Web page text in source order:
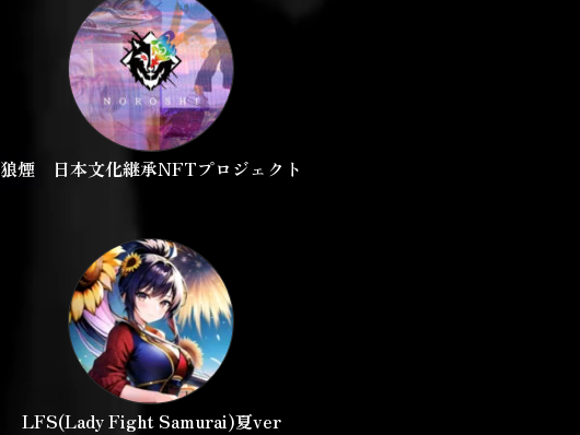
狼煙 日本文化継承NFTプロジェクト
LFS(Lady Fight Samurai)夏ver